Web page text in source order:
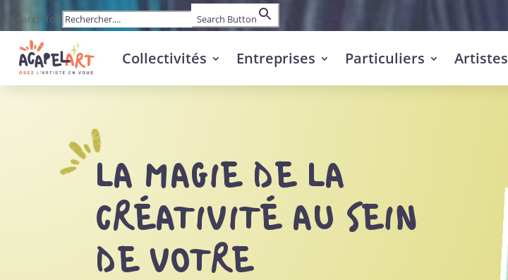
Search for: Search Button
Collectivités Entreprises Particuliers Artistes
LA MAGIE DE LA
CRÉATIVITÉ AU SEIN
DE VOTRE